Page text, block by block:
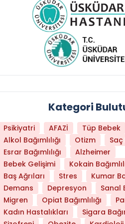
Kategori
Psikiyatri AFAZİ
Tüp Bebek
Alkol Bağımlılığı
Otizm
Esrar Bağımlılığı
Alzheimer
Bebek Gelişimi
Kokain
Baş Ağrıları
Stres
Kumar
Demans
Depresyon
Sanal
Migren
Opiat Bağımlılığı
Kadın Hastalıkları
Sigara